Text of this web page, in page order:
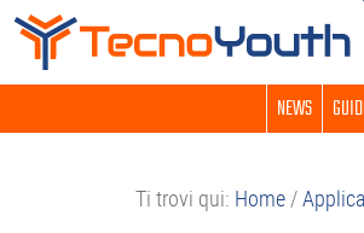
Passa
navigazione
Passa
contenuto
Passa
barra
Passa
piè
NEWS
Ti trovi qui: Home/